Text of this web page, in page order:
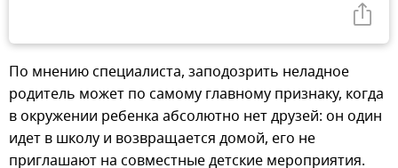
По мнению специалиста, заподозрить неладное
родитель может по самому главному признаку, когда
в окружении ребенка абсолютно нет друзей: он один
идет в школу и возвращается домой, его не
приглашают на совместные детские мероприятия.